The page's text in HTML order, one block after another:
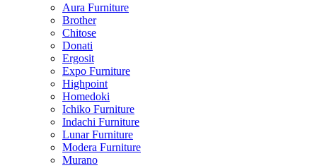
Aura Furniture
Brother
Chitose
Donati
Ergosit
Expo Furniture
Highpoint
Homedoki
Ichiko Furniture
Indachi Furniture
Lunar Furniture
Modera Furniture
Murano